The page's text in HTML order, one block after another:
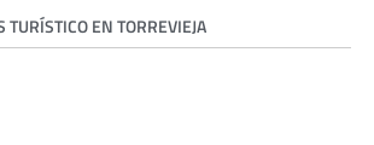
TURÍSTICO EN TORREVIEJA